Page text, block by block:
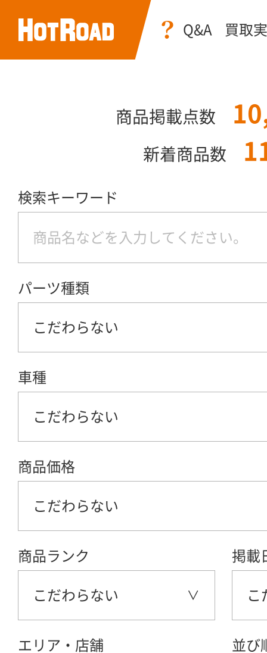
Q&A 買取
商品掲載点数
新着商品数
検索キーワード
パーツ種類
こだわらない
車種
こだわらない
商品価格
こだわらない
商品ランク
こだわらない
掲載
こ
エリア・店舗 並び